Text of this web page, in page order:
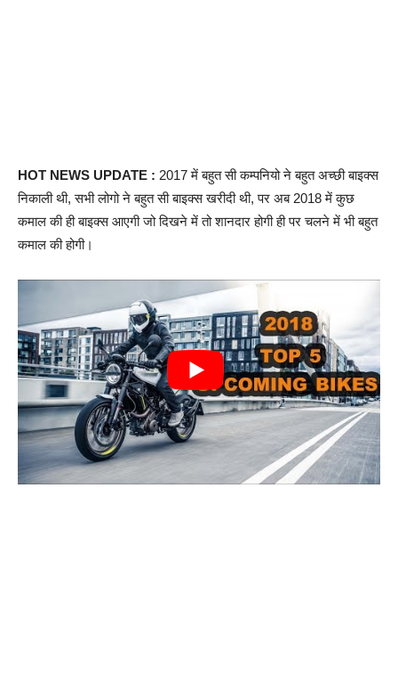
HOT NEWS UPDATE : 2017 में बहुत सी कम्पनियो ने बहुत अच्छी बाइक्स
निकाली थी, सभी लोगो ने बहुत सी बाइक्स खरीदी थी, पर अब 2018 में कुछ
कमाल की ही बाइक्स आएगी जो दिखने में तो शानदार होगी ही पर चलने में भी बहुत
कमाल की होगी।